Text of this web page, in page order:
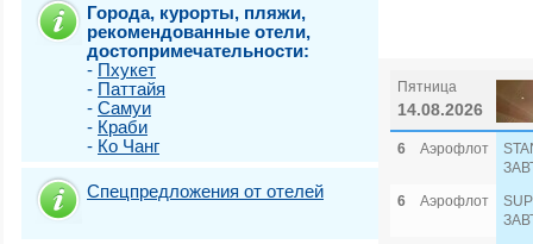
Города, курорты, пляжи,
рекомендованные отели,
достопримечательности:
- Пхукет
- Паттайя
- Самуи
- Краби
- Ко Чанг
Спецпредложения от отелей
Пятница
14.08.2026
6 Аэрофлот
6
Аэрофлот